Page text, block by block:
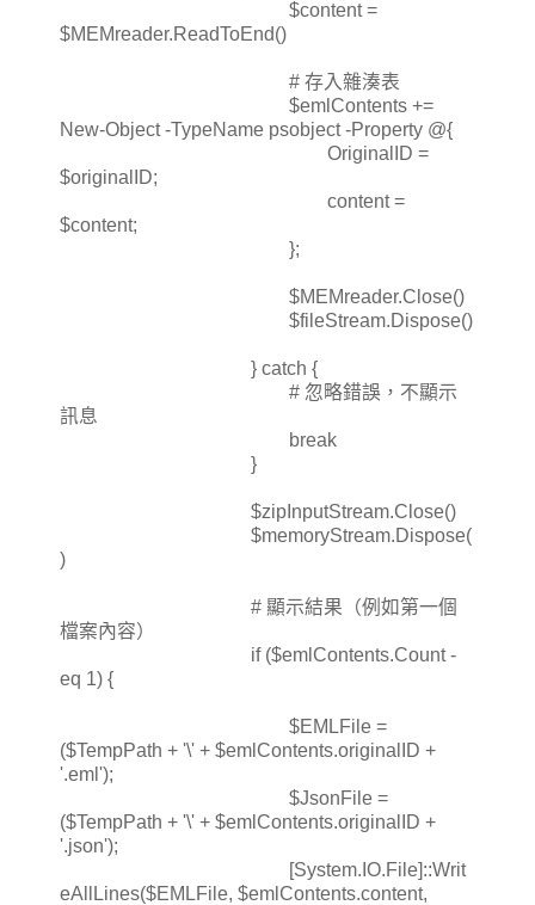
$content =
$MEMreader.ReadToEnd()
# 存入雜湊表
$emlContents +=
New-Object -TypeName psobject -Property @{
OriginalID =
$originalID;
content =
$content;
};
$MEMreader.Close()
$fileStream.Dispose()
} catch {
# 忽略錯誤，不顯示
訊息
break
}
$zipInputStream.Close()
$memoryStream.Dispose(
)
# 顯示結果（例如第一個
檔案內容）
if ($emlContents.Count -
eq 1) {
$EMLFile =
($TempPath + '\' + $emlContents.originalID +
'.eml');
$JsonFile =
($TempPath + '\' + $emlContents.originalID +
'.json');
[System.IO.File]::Writ
eAllLines($EMLFile, $emlContents.content,